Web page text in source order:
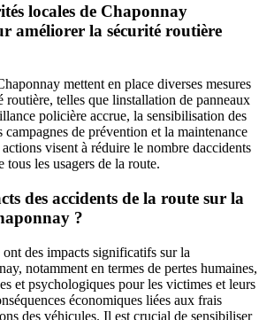
locales de Chaponnay
améliorer la sécurité routière
mettent en place diverses mesures
routière, telles que linstallation de panneaux
policière accrue, la sensibilisation des
campagnes de prévention et la maintenance
visent à réduire le nombre daccidents
tous les usagers de la route.
des accidents de la route sur la
?
des impacts significatifs sur la
notamment en termes de pertes humaines,
et psychologiques pour les victimes et leurs
économiques liées aux frais
des véhicules. Il est crucial de sensibiliser